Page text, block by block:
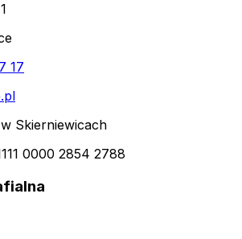
17
Skierniewicach
0000 2854 2788